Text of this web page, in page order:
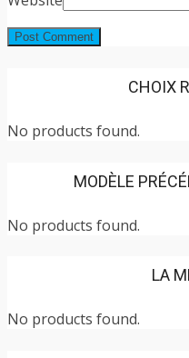
CHOIX
No products found.
MODÈLE
No products found.
LA
No products found.